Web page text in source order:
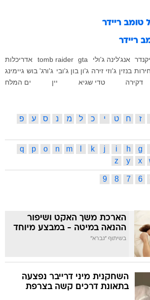
טומב ריידר
ריידר
אנג'לינה ג'ולי gta
tomb raider
אדריכלות
בנזין ג'וזי זירה ג'ון בון ג'ובי ג'ורג' בוש גיימינג
דקירה טדי שגיא יין ים המלח
ז ח ט י כ ל מ נ ס ע
פ
g
h
i
j
k
m
n
o
p
q
x
y
z
6
7
8
9
הארכת משך האקט ושיפור
ההנאה במיטה - במבצע מיוחד
בשיתוף "גברא"
השחקנית מיני דרייבר נפצעה
בתאונת דרכים קשה בצרפת